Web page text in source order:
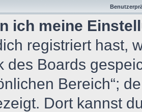
ich meine
registriert hast,
des Boards
Bereich“;
Dort kannst